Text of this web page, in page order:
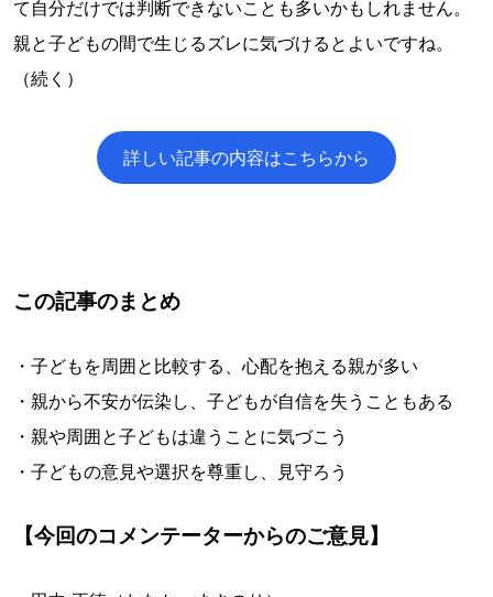
て自分だけでは判断できないことも多いかもしれません。
親と子どもの間で生じるズレに気づけるとよいですね。
（続く）
詳しい記事の内容はこちらから
この記事のまとめ
・子どもを周囲と比較する、心配を抱える親が多い
・親から不安が伝染し、子どもが自信を失うこともある
・親や周囲と子どもは違うことに気づこう
・子どもの意見や選択を尊重し、見守ろう
【今回のコメンテーターからのご意見】